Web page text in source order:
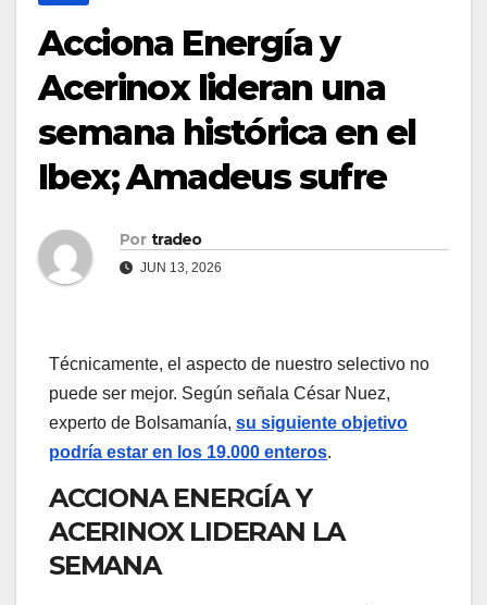
Acciona Energía y
Acerinox lideran una
semana histórica en el
Ibex; Amadeus sufre
Por tradeo
JUN 13, 2026
Técnicamente, el aspecto de nuestro selectivo no
puede ser mejor. Según señala César Nuez,
experto de Bolsamanía, su siguiente objetivo
podría estar en los 19.000 enteros.
ACCIONA ENERGÍA Y
ACERINOX LIDERAN LA
SEMANA